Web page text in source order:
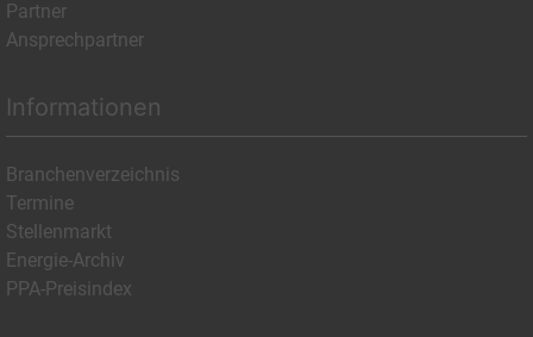
Partner
Ansprechpartner
Informationen
Branchenverzeichnis
Termine
Stellenmarkt
Energie-Archiv
PPA-Preisindex